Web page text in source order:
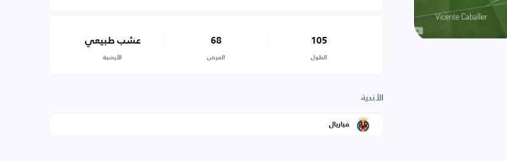
105
الطول
68
العرض
عشب طبيعي
الأرضية
الأندية
فياريال